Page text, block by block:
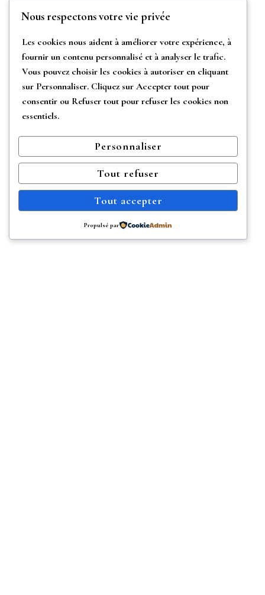
Nous respectons votre vie privée
Les cookies nous aident à améliorer votre expérience, à
fournir un contenu personnalisé et à analyser le trafic.
Vous pouvez choisir les cookies à autoriser en cliquant
sur Personnaliser. Cliquez sur Accepter tout pour
consentir ou Refuser tout pour refuser les cookies non
essentiels.
Personnaliser
Tout refuser
Tout accepter
Propulsé par